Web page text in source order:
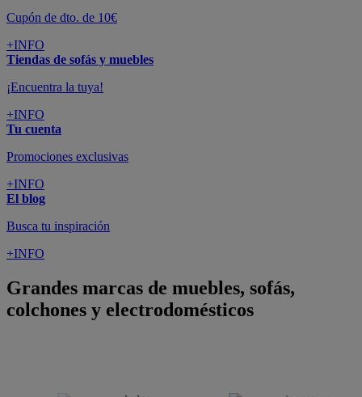
Cupón de dto. de 10€
+INFO
Tiendas de sofás y muebles
¡Encuentra la tuya!
+INFO
Tu cuenta
Promociones exclusivas
+INFO
El blog
Busca tu inspiración
+INFO
Grandes marcas de muebles, sofás,
colchones y electrodomésticos